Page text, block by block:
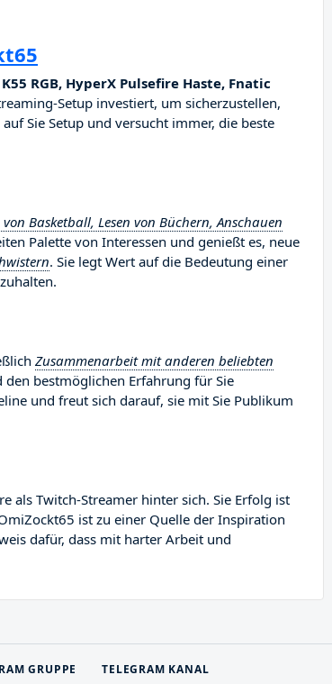
RGB, HyperX Pulsefire Haste, Fnatic
Setup investiert, um sicherzustellen,
Sie Setup und versucht immer, die beste
von Basketball, Lesen von Büchern, Anschauen
Palette von Interessen und genießt es, neue
. Sie legt Wert auf die Bedeutung einer
Zusammenarbeit mit anderen beliebten
den bestmöglichen Erfahrung für Sie
und freut sich darauf, sie mit Sie Publikum
als Twitch-Streamer hinter sich. Sie Erfolg ist
ist zu einer Quelle der Inspiration
dafür, dass mit harter Arbeit und
GRUPPE TELEGRAM KANAL